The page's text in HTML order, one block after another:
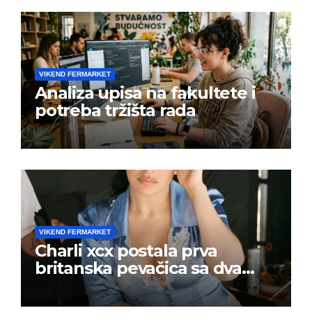
VIKEND FERMARKET
Analiza upisa na fakultete i
potreba tržišta rada
VIKEND FERMARKET
Charli xcx postala prva
britanska pevačica sa dva
albuma na prvom mestu u
istoj kalendarskoj godini